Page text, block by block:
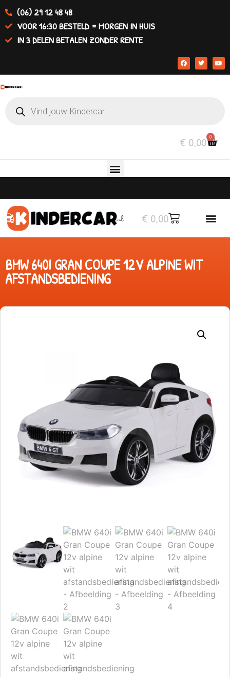
(06) 29 12 48 48
VOOR 16:30 BESTELD = MORGEN IN HUIS
IN 3 DELEN BETALEN ZONDER RENTE
€ 0,00 0
€ 0,00
BMW 640I GRAN COUPE 12V ALPINE WIT
AFSTANDSBEDIENING